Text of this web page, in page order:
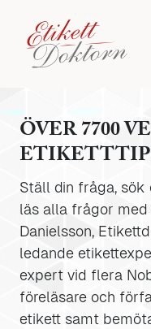
ÖVER 7700
Ställ din fråga,
läs alla frågor med
Danielsson,
ledande
expert vid flera
föreläsare och
etikett samt